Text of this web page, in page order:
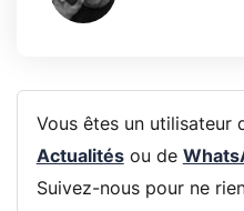
Vous êtes un utilisateur
Actualitésou de
Suivez-nous pour ne